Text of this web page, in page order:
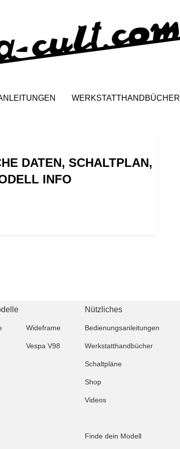
WERKSTATTHANDBÜCHER
DATEN, SCHALTPLAN,
INFO
Nützliches
Wideframe Bedienungsanleitungen
Vespa V98 Werkstatthandbücher
Schaltpläne
Shop
Videos
Finde dein Modell